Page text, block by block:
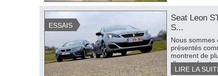
Seat Leon
S...
Nous sommes
présentés
montrent de
d’en
vous ave...
LIRE LA
ESSAIS